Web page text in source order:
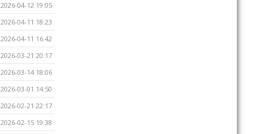
2026-04-12 19:05
2026-04-11 18:23
2026-04-11 16:42
2026-03-21 20:17
2026-03-14 18:06
2026-03-01 14:50
2026-02-21 22:17
2026-02-15 19:38